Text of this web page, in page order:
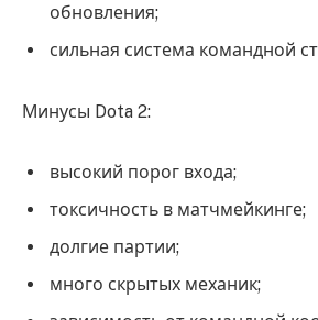
обновления;
сильная система командной
Минусы Dota 2:
высокий порог входа;
токсичность в матчмейкинге;
долгие партии;
много скрытых механик;